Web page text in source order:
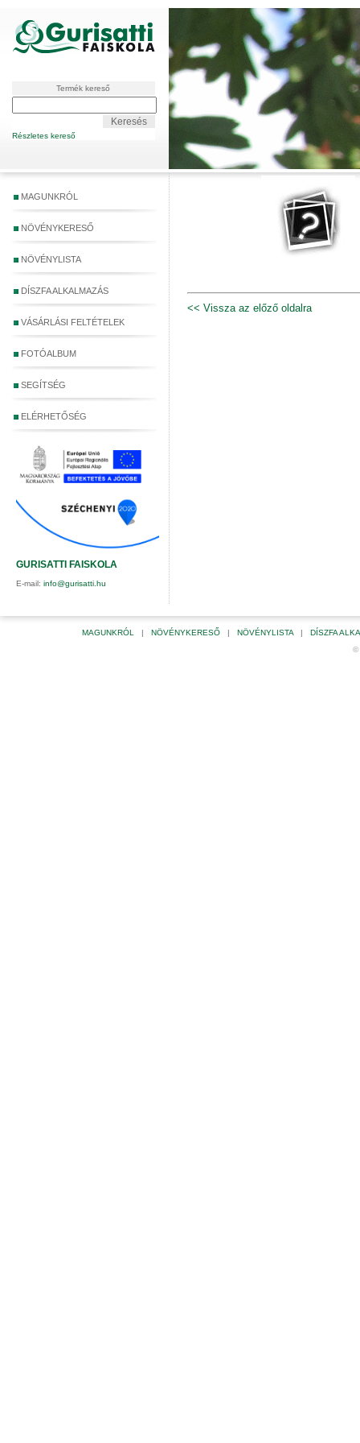
Termék kereső
Részletes kereső
MAGUNKRÓL
NÖVÉNYKERESŐ
NÖVÉNYLISTA
DÍSZFA ALKALMAZÁS
VÁSÁRLÁSI FELTÉTELEK
FOTÓALBUM
SEGÍTSÉG
ELÉRHETŐSÉG
GURISATTI FAISKOLA
E-mail: info@gurisatti.hu
<< Vissza az előző oldalra
MAGUNKRÓL | NÖVÉNYKERESŐ | NÖVÉNYLISTA |
DÍSZFA
©